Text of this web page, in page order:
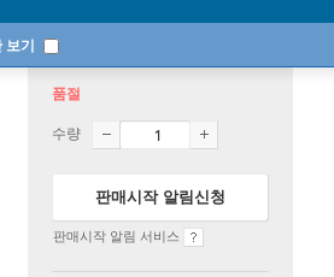
보기
품절
수량
판매시작 알림신청
판매시작 알림 서비스